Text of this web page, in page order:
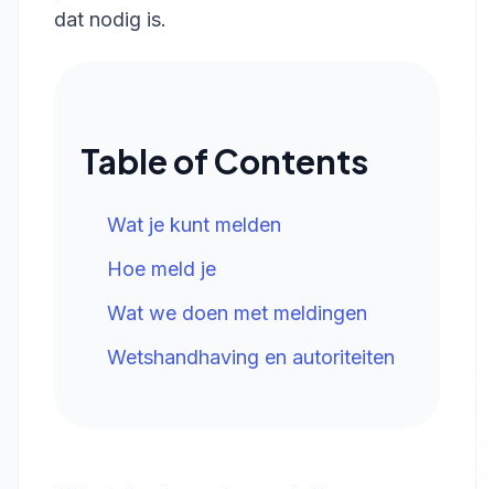
dat nodig is.
Table of Contents
Wat je kunt melden
Hoe meld je
Wat we doen met meldingen
Wetshandhaving en autoriteiten